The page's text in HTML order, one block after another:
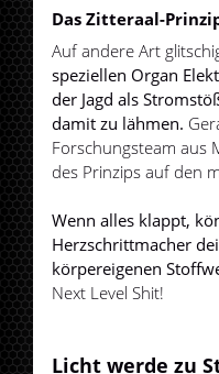
Das Zitteraal-
Auf andere Art
speziellen Organ
der Jagd als
damit zu lähmen.
Forschungsteam aus
des Prinzips auf den
Wenn alles klappt,
Herzschrittmacher
körpereigenen
Next Level Shit!
Licht werde zu